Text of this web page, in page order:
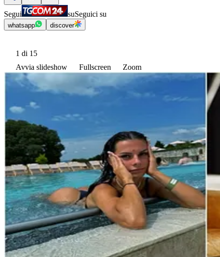
Segui suSeguici su
whatsapp discover
1 di 15
Avvia slideshow
Fullscreen Zoom